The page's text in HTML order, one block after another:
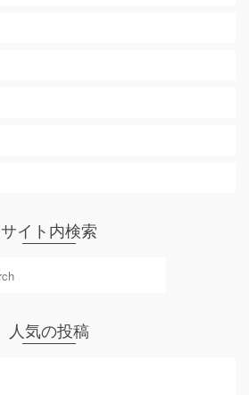
サイト内検索
人気の投稿